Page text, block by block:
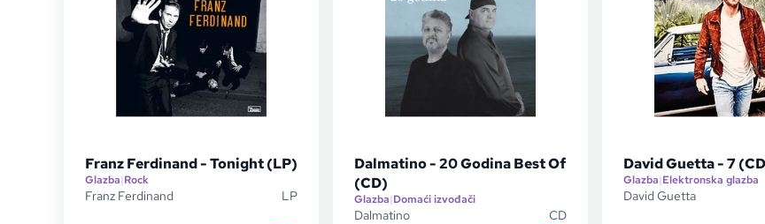
Franz Ferdinand - Tonight (LP)
Glazba|Rock
Franz Ferdinand LP
Dalmatino - 20 Godina Best Of
(CD)
Glazba|Domaći izvođači
Dalmatino
CD
David Guetta - 7
Glazba|Elektronska glazba
David Guetta